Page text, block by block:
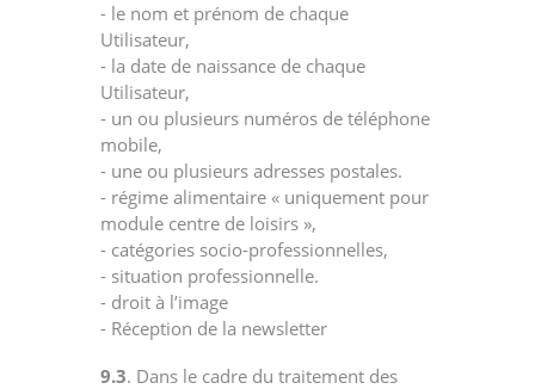
- le nom et prénom de chaque
Utilisateur,
- la date de naissance de chaque
Utilisateur,
- un ou plusieurs numéros de téléphone
mobile,
- une ou plusieurs adresses postales.
- régime alimentaire « uniquement pour
module centre de loisirs »,
- catégories socio-professionnelles,
- situation professionnelle.
- droit à l’image
- Réception de la newsletter
9.3. Dans le cadre du traitement des